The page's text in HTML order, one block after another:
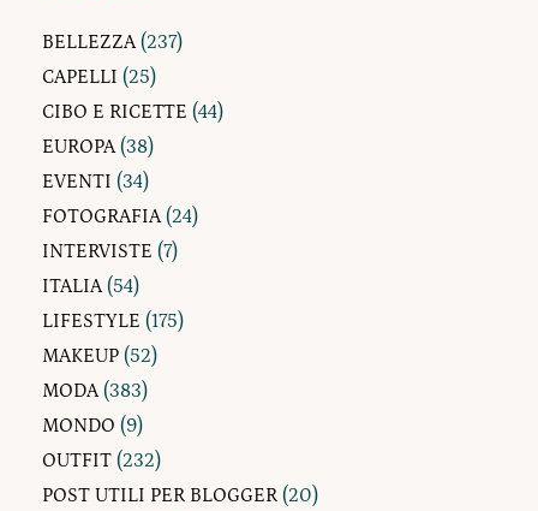
BELLEZZA(237)
CAPELLI (25)
CIBO E RICETTE (44)
EUROPA(38)
EVENTI (34)
FOTOGRAFIA(24)
INTERVISTE (7)
ITALIA(54)
LIFESTYLE (175)
MAKEUP (52)
MODA(383)
MONDO (9)
OUTFIT (232)
POST UTILI PER BLOGGER (20)